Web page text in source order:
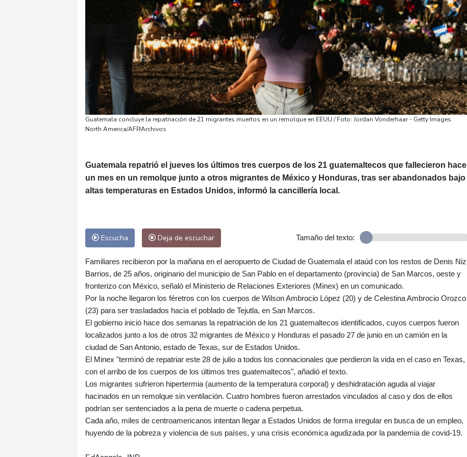
Guatemala concluye la repatriación de 21 migrantes muertos en un remolque en EEUU / Foto: Jordan Vonderhaar - Getty Images
North America/AFP/Archivos
Guatemala repatrió el jueves los últimos tres cuerpos de los 21 guatemaltecos que fallecieron hace
un mes en un remolque junto a otros migrantes de México y Honduras, tras ser abandonados bajo
altas temperaturas en Estados Unidos, informó la cancillería local.
Escucha Deja de escuchar Tamaño del texto:
Familiares recibieron por la mañana en el aeropuerto de Ciudad de Guatemala el ataúd con los restos de Denis Niz
Barrios, de 25 años, originario del municipio de San Pablo en el departamento (provincia) de San Marcos, oeste y
fronterizo con México, señaló el Ministerio de Relaciones Exteriores (Minex) en un comunicado.
Por la noche llegaron los féretros con los cuerpos de Wilson Ambrocio López (20) y de Celestina Ambrocio Orozco
(23) para ser trasladados hacia el poblado de Tejutla, en San Marcos.
El gobierno inició hace dos semanas la repatriación de los 21 guatemaltecos identificados, cuyos cuerpos fueron
localizados junto a los de otros 32 migrantes de México y Honduras el pasado 27 de junio en un camión en la
ciudad de San Antonio, estado de Texas, sur de Estados Unidos.
El Minex "terminó de repatriar este 28 de julio a todos los connacionales que perdieron la vida en el caso en Texas,
con el arribo de los cuerpos de los últimos tres guatemaltecos", añadió el texto.
Los migrantes sufrieron hipertermia (aumento de la temperatura corporal) y deshidratación aguda al viajar
hacinados en un remolque sin ventilación. Cuatro hombres fueron arrestados vinculados al caso y dos de ellos
podrían ser sentenciados a la pena de muerte o cadena perpetua.
Cada año, miles de centroamericanos intentan llegar a Estados Unidos de forma irregular en busca de un empleo,
huyendo de la pobreza y violencia de sus países, y una crisis económica agudizada por la pandemia de covid-19.